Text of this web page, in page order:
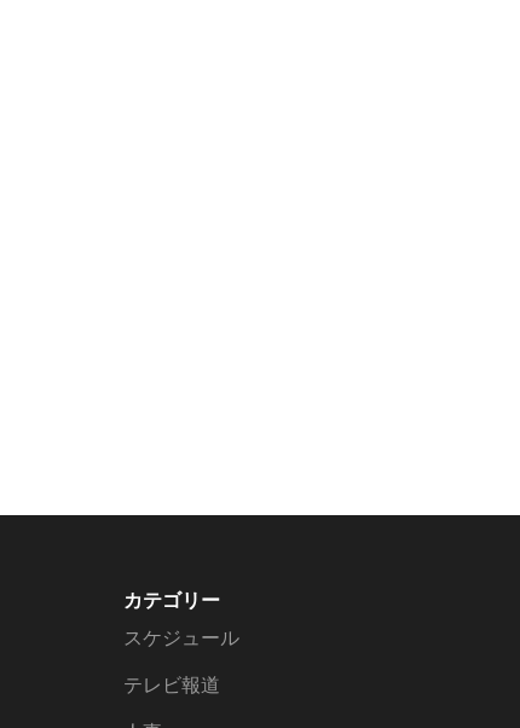
カテゴリー
スケジュール
テレビ報道